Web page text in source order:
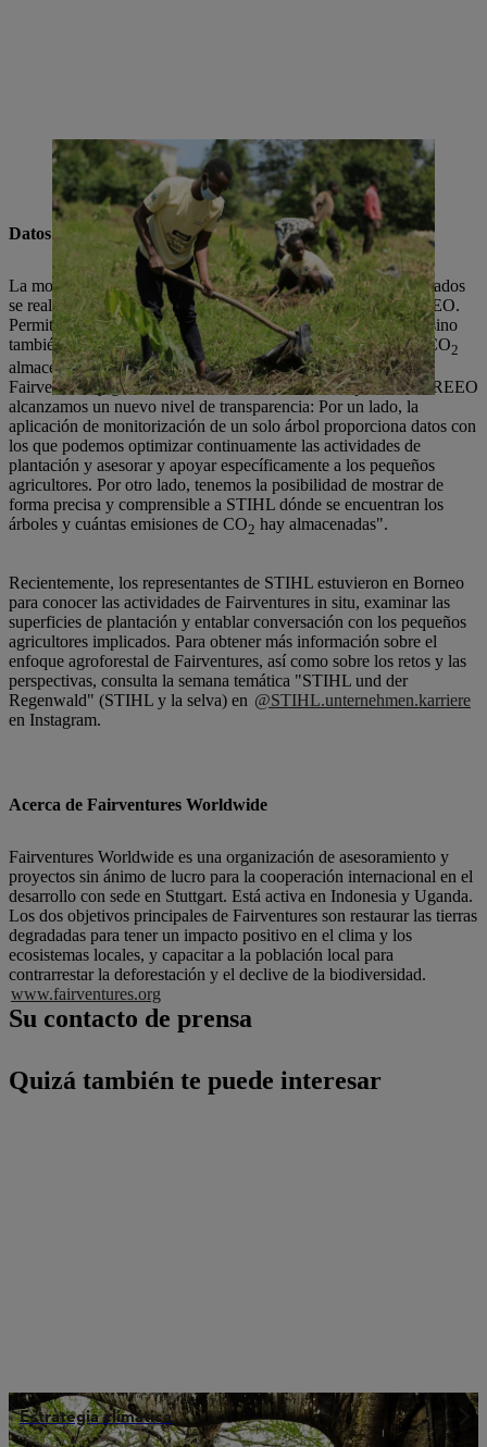
En otoño de 2022 tuvo lugar la primera fase de plantación en el
marco del proyecto climático Stihl en Uganda. (Imagen: Fairventures
Worldwide)
Datos verificados a través de la aplicación
La monitorización de las plantaciones y el control de los resultados
se realizan digitalmente a través de la llamada aplicación TREEO.
Permite no solo registrar la ubicación de cada árbol plantado, sino
también realizar un seguimiento del crecimiento y calcular el CO2
almacenado en la biomasa. Johannes Schwegler, fundador de
Fairventures y gerente de TREEO: "Con nuestra aplicación TREEO
alcanzamos un nuevo nivel de transparencia: Por un lado, la
aplicación de monitorización de un solo árbol proporciona datos con
los que podemos optimizar continuamente las actividades de
plantación y asesorar y apoyar específicamente a los pequeños
agricultores. Por otro lado, tenemos la posibilidad de mostrar de
forma precisa y comprensible a STIHL dónde se encuentran los
árboles y cuántas emisiones de CO2 hay almacenadas".
Recientemente, los representantes de STIHL estuvieron en Borneo
para conocer las actividades de Fairventures in situ, examinar las
superficies de plantación y entablar conversación con los pequeños
agricultores implicados. Para obtener más información sobre el
enfoque agroforestal de Fairventures, así como sobre los retos y las
perspectivas, consulta la semana temática "STIHL und der
Regenwald" (STIHL y la selva) en @STIHL.unternehmen.karriere
en Instagram.
Acerca de Fairventures Worldwide
Fairventures Worldwide es una organización de asesoramiento y
proyectos sin ánimo de lucro para la cooperación internacional en el
desarrollo con sede en Stuttgart. Está activa en Indonesia y Uganda.
Los dos objetivos principales de Fairventures son restaurar las tierras
degradadas para tener un impacto positivo en el clima y los
ecosistemas locales, y capacitar a la población local para
contrarrestar la deforestación y el declive de la biodiversidad.
www.fairventures.org
Su contacto de prensa
Quizá también te puede interesar
Estrategia climática